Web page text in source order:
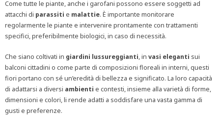
Come tutte le piante, anche i garofani possono essere soggetti ad
attacchi di parassiti e malattie. È importante monitorare
regolarmente le piante e intervenire prontamente con trattamenti
specifici, preferibilmente biologici, in caso di necessità.
Che siano coltivati in giardini lussureggianti, in vasi eleganti sui
balconi cittadini o come parte di composizioni floreali in interni, questi
fiori portano con sé un’eredità di bellezza e significato. La loro capacità
di adattarsi a diversi ambienti e contesti, insieme alla varietà di forme,
dimensioni e colori, li rende adatti a soddisfare una vasta gamma di
gusti e preferenze.